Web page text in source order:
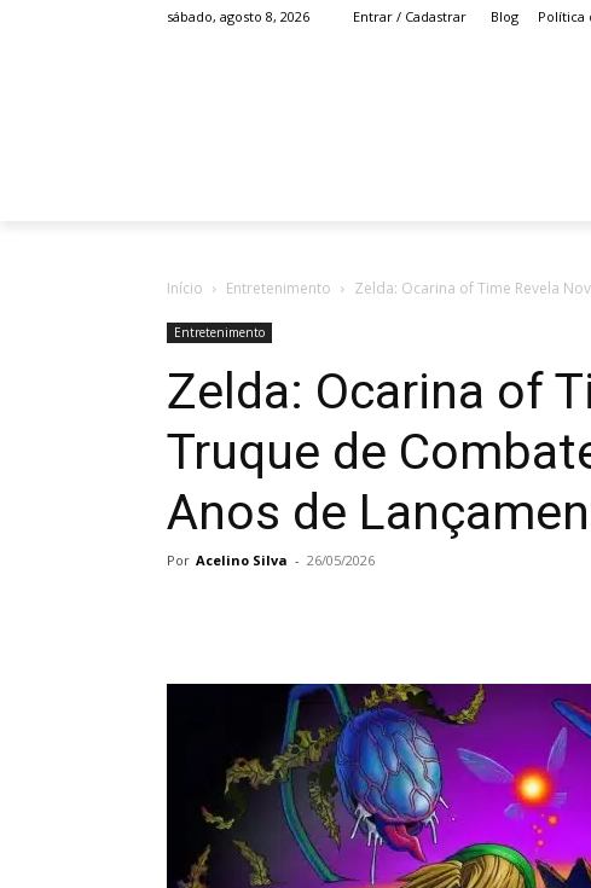
sábado, agosto 8, 2026 Entrar / Cadastrar Blog Política
Início Entretenimento Zelda: Ocarina of Time Revela
Entretenimento
Zelda: Ocarina of
Truque de
Anos de
Por Acelino Silva - 26/05/2026